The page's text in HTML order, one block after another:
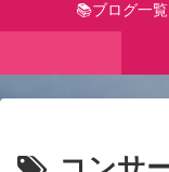
📚ブログ一覧